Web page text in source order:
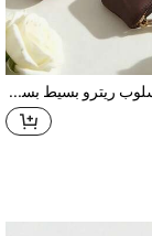
حقيبة أقلام بأسلوب ريترو بسيط بسعة كبيرة للفتيات، حقيبة تخزين فرش المكياج بأسلوب إنستغرام الجديد